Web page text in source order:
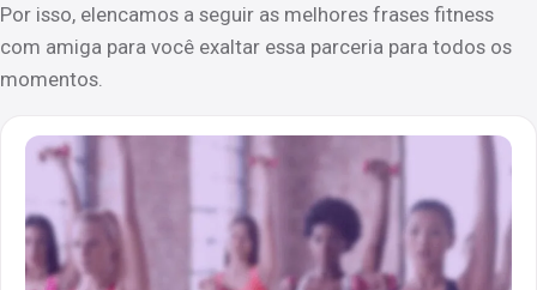
Por isso, elencamos a seguir as melhores frases fitness
com amiga para você exaltar essa parceria para todos os
momentos.